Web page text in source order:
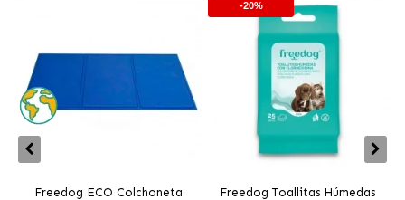
Freedog ECO Colchoneta
-20%
Freedog Toallitas Húmedas